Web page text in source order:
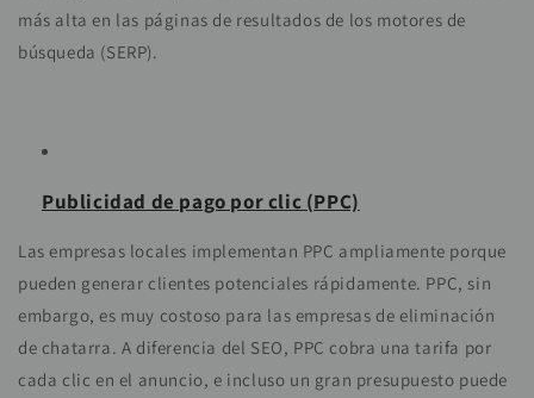
más alta en las páginas de resultados de los motores de
búsqueda (SERP).
Publicidad de pago por clic (PPC)
Las empresas locales implementan PPC ampliamente porque
pueden generar clientes potenciales rápidamente. PPC, sin
embargo, es muy costoso para las empresas de eliminación
de chatarra. A diferencia del SEO, PPC cobra una tarifa por
cada clic en el anuncio, e incluso un gran presupuesto puede